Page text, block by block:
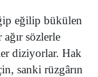
eğilip bükülen
sözlerle
diziyorlar. Hak
sanki rüzgârın